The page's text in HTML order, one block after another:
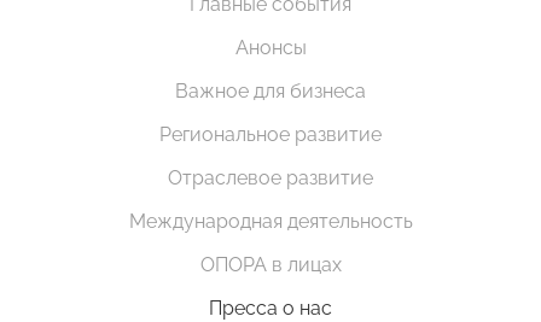
Анонсы
Важное для бизнеса
Региональное развитие
Отраслевое развитие
Международная деятельность
ОПОРА в лицах
Пресса о нас